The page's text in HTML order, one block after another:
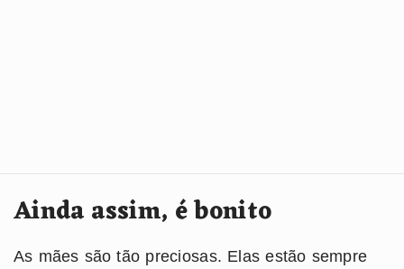
Ainda assim, é bonito
As mães são tão preciosas. Elas estão sempre